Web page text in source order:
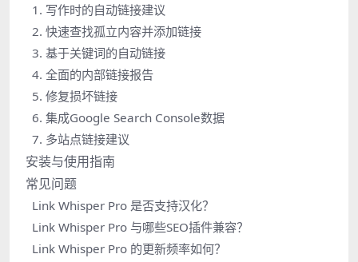
1. 写作时的自动链接建议
2. 快速查找孤立内容并添加链接
3. 基于关键词的自动链接
4. 全面的内部链接报告
5. 修复损坏链接
6. 集成Google Search Console数据
7. 多站点链接建议
安装与使用指南
常见问题
Link Whisper Pro 是否支持汉化？
Link Whisper Pro 与哪些SEO插件兼容？
Link Whisper Pro 的更新频率如何？